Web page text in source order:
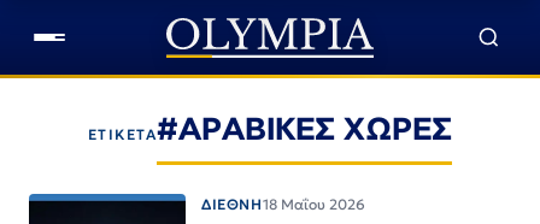
ΕΤΙΚΕΤΑ#ΑΡΑΒΙΚΕΣ ΧΩΡΕΣ
ΔΙΕΘΝΗ18 Μαΐου 2026